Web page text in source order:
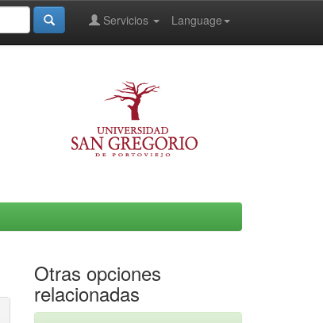
Language
Servicios
Otras opciones
relacionadas